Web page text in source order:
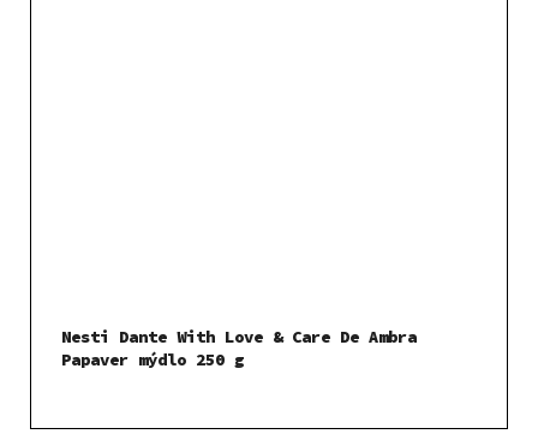
Nesti Dante With Love & Care De Ambra
Papaver mýdlo 250 g